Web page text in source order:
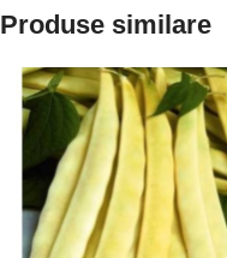
Produse similare